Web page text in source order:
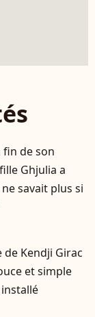
fin de son
Ghjulia a
savait plus si
de Kendji Girac
et simple